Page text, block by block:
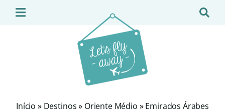
Início » Destinos» Oriente Médio »Emirados Árabes